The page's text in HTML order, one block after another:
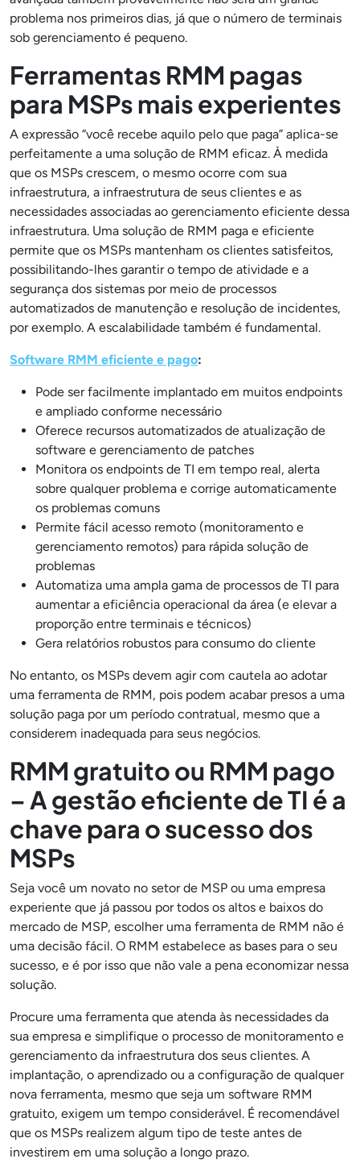
problema nos primeiros dias, já que o número de terminais
sob gerenciamento é pequeno.
Ferramentas RMM pagas
para MSPs mais experientes
A expressão “você recebe aquilo pelo que paga” aplica-se
perfeitamente a uma solução de RMM eficaz. À medida
que os MSPs crescem, o mesmo ocorre com sua
infraestrutura, a infraestrutura de seus clientes e as
necessidades associadas ao gerenciamento eficiente dessa
infraestrutura. Uma solução de RMM paga e eficiente
permite que os MSPs mantenham os clientes satisfeitos,
possibilitando-lhes garantir o tempo de atividade e a
segurança dos sistemas por meio de processos
automatizados de manutenção e resolução de incidentes,
por exemplo. A escalabilidade também é fundamental.
Software RMM eficiente e pago:
Pode ser facilmente implantado em muitos endpoints
e ampliado conforme necessário
Oferece recursos automatizados de atualização de
software e gerenciamento de patches
Monitora os endpoints de TI em tempo real, alerta
sobre qualquer problema e corrige automaticamente
os problemas comuns
Permite fácil acesso remoto (monitoramento e
gerenciamento remotos) para rápida solução de
problemas
Automatiza uma ampla gama de processos de TI para
aumentar a eficiência operacional da área (e elevar a
proporção entre terminais e técnicos)
Gera relatórios robustos para consumo do cliente
No entanto, os MSPs devem agir com cautela ao adotar
uma ferramenta de RMM, pois podem acabar presos a uma
solução paga por um período contratual, mesmo que a
considerem inadequada para seus negócios.
RMM gratuito ou RMM pago
– A gestão eficiente de TI é a
chave para o sucesso dos
MSPs
Seja você um novato no setor de MSP ou uma empresa
experiente que já passou por todos os altos e baixos do
mercado de MSP, escolher uma ferramenta de RMM não é
uma decisão fácil. O RMM estabelece as bases para o seu
sucesso, e é por isso que não vale a pena economizar nessa
solução.
Procure uma ferramenta que atenda às necessidades da
sua empresa e simplifique o processo de monitoramento e
gerenciamento da infraestrutura dos seus clientes. A
implantação, o aprendizado ou a configuração de qualquer
nova ferramenta, mesmo que seja um software RMM
gratuito, exigem um tempo considerável. É recomendável
que os MSPs realizem algum tipo de teste antes de
investirem em uma solução a longo prazo.